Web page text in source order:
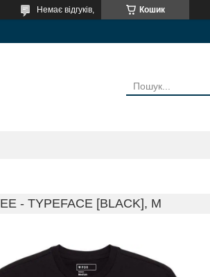
Кошик
Немає відгуків,
- TYPEFACE [BLACK], M